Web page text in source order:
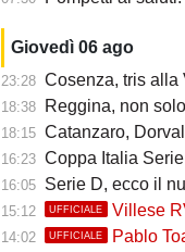
Giovedì 06 ago
23:28 Cosenza, tris alla
18:38 Reggina, non solo
18:15 Catanzaro,
16:23 Coppa Italia Serie
16:05 Serie D, ecco il
15:12 UFFICIALE Villese
14:02 UFFICIALE Pablo